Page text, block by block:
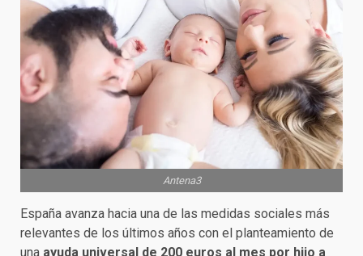
Antena3
España avanza hacia una de las medidas sociales más
relevantes de los últimos años con el planteamiento de
una ayuda universal de 200 euros al mes por hijo a